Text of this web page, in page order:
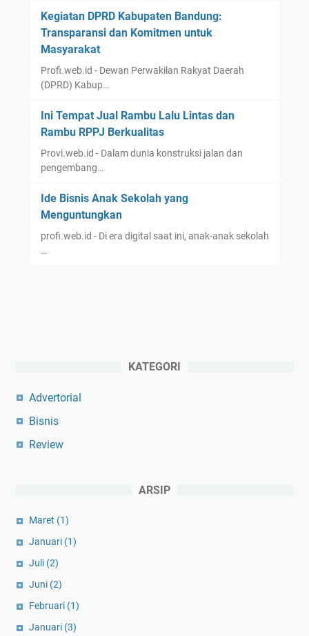
Kegiatan DPRD Kabupaten Bandung:
Transparansi dan Komitmen untuk
Masyarakat
Profi.web.id - Dewan Perwakilan Rakyat Daerah
(DPRD) Kabup…
Ini Tempat Jual Rambu Lalu Lintas dan
Rambu RPPJ Berkualitas
Provi.web.id - Dalam dunia konstruksi jalan dan
pengembang…
Ide Bisnis Anak Sekolah yang
Menguntungkan
profi.web.id - Di era digital saat ini, anak-anak sekolah
…
KATEGORI
Advertorial
Bisnis
Review
ARSIP
Maret (1)
Januari (1)
Juli (2)
Juni (2)
Februari (1)
Januari (3)